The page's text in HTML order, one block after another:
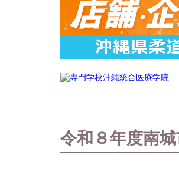
令和８年度南